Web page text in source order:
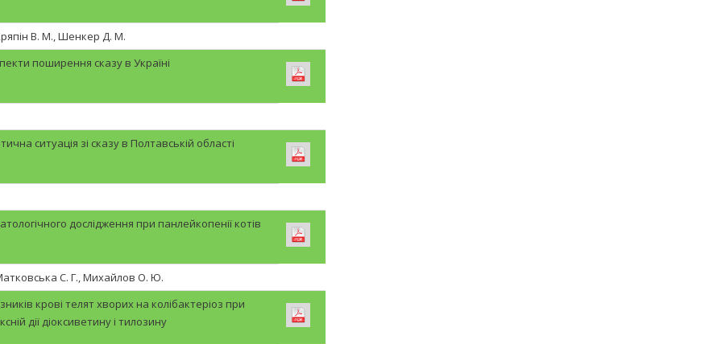
В. М., Шенкер Д. М.
поширення сказу в Україні
ситуація зі сказу в Полтавській області
дослідження при панлейкопенії котів
С. Г., Михайлов О. Ю.
крові телят хворих на колібактеріоз при
дії діоксиветину і тилозину